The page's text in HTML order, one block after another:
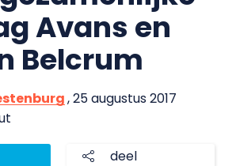
Avans en
Belcrum
, 25 augustus 2017
deel